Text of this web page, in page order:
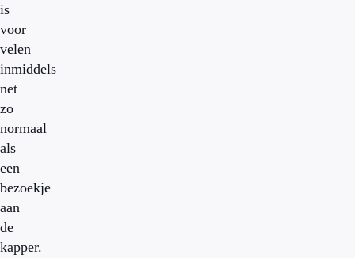
is
voor
velen
inmiddels
net
zo
normaal
als
een
bezoekje
aan
de
kapper.